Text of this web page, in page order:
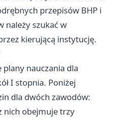
przepisów BHP i
należy szukać w
kierującą instytucję.
nauczania dla
I stopnia. Poniżej
dla dwóch zawodów:
nich obejmuje trzy